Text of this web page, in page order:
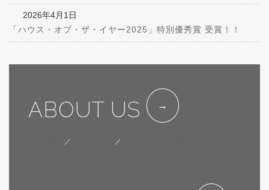
2026年4月1日
「ハウス・オブ・ザ・イヤー2025」特別優秀賞 受賞！！
ABOUT US
／ ／